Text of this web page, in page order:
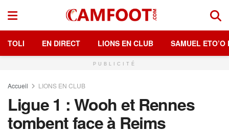
TOLI EN DIRECT LIONS EN CLUB SAMUEL ETO’O
PUBLICITÉ
Accueil LIONS EN CLUB
Ligue 1 : Wooh et Rennes
tombent face à Reims